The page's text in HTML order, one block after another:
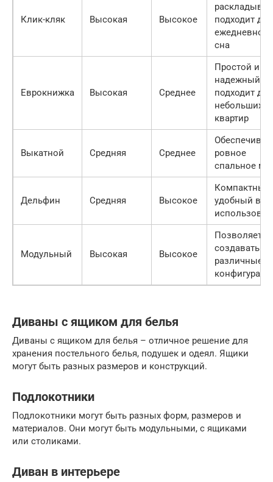
Клик-кляк Высокая Высокое
подходит для
ежедневного
сна
Еврокнижка Высокая Среднее
Простой и
надежный,
подходит для
небольших
квартир
Выкатной Средняя Среднее
ровное
спальное
Дельфин Средняя Высокое
Компактный
удобный в
Модульный Высокая Высокое
Позволяет
создавать
различные
Диваны с ящиком для белья
Диваны с ящиком для белья – отличное решение для
хранения постельного белья, подушек и одеял. Ящики
могут быть разных размеров и конструкций.
Подлокотники
Подлокотники могут быть разных форм, размеров и
материалов. Они могут быть модульными, с ящиками
или столиками.
Диван в интерьере